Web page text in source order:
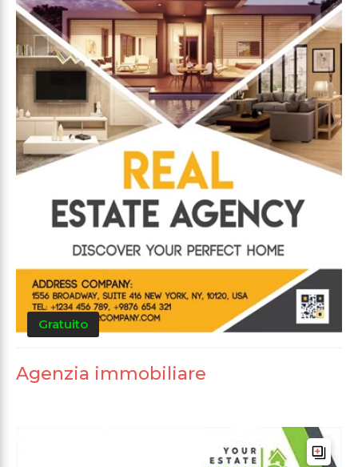
Gratuito
Agenzia immobiliare